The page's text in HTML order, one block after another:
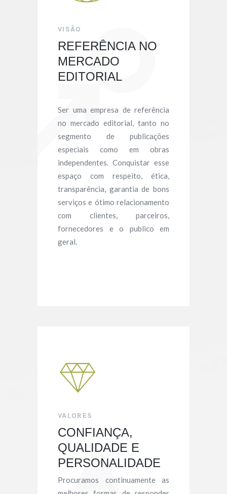
VISÃO
REFERÊNCIA NO
MERCADO
EDITORIAL
Ser uma empresa de referência
no mercado editorial, tanto no
segmento de publicações
especiais como em obras
independentes. Conquistar esse
espaço com respeito, ética,
transparência, garantia de bons
serviços e ótimo relacionamento
com clientes, parceiros,
fornecedores e o publico em
geral.
VALORES
CONFIANÇA,
QUALIDADE E
PERSONALIDADE
Procuramos continuamente as